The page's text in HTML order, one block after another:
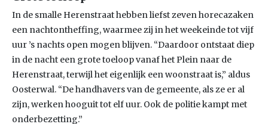
In de smalle Herenstraat hebben liefst zeven horecazaken
een nachtontheffing, waarmee zij in het weekeinde tot vijf
uur ’s nachts open mogen blijven. “Daardoor ontstaat diep
in de nacht een grote toeloop vanaf het Plein naar de
Herenstraat, terwijl het eigenlijk een woonstraat is,” aldus
Oosterwal. “De handhavers van de gemeente, als ze er al
zijn, werken hooguit tot elf uur. Ook de politie kampt met
onderbezetting.”